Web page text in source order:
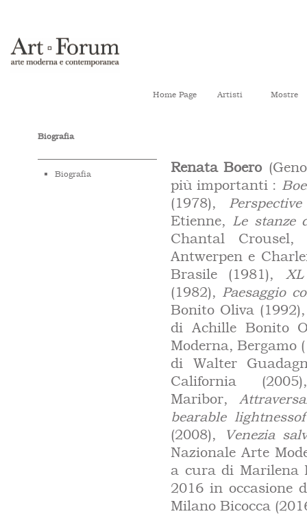
Home Page Artisti Mostre
Biografia
Biografia Renata Boero
più importanti :
(1978),
Etienne, Le stanze
Chantal Crousel,
Antwerpen e
Brasile (1981),
(1982), Paesaggio
Bonito Oliva
di Achille Bonito
Moderna, Bergamo
di Walter
California
Maribor,
bearable
(2008),
Venezia
Nazionale Arte
a cura di Marilena
2016 in occasione
Milano Bicocca